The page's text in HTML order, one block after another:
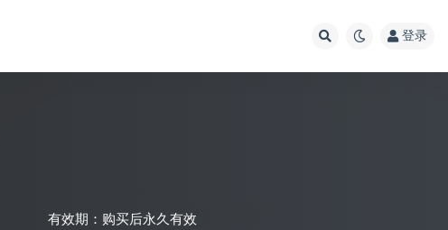
登录
有效期：购买后永久有效